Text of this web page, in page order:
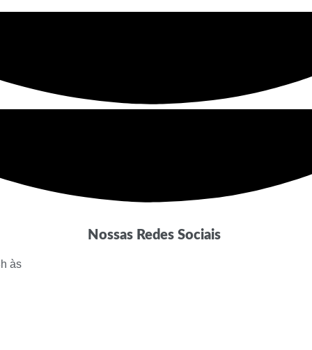
às
Nossas Redes Sociais